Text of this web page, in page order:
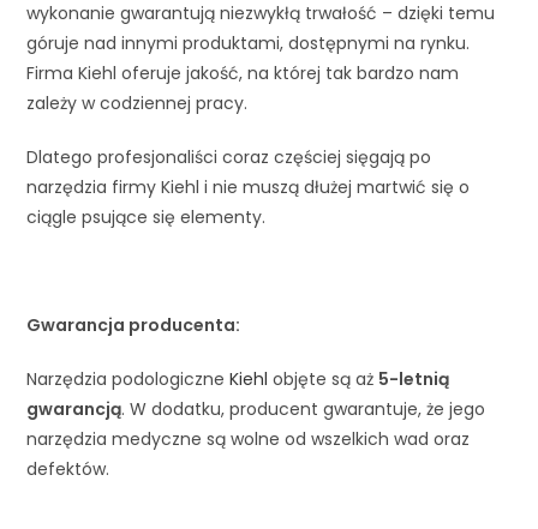
wykonanie gwarantują niezwykłą trwałość – dzięki temu
góruje nad innymi produktami, dostępnymi na rynku.
Firma Kiehl oferuje jakość, na której tak bardzo nam
zależy w codziennej pracy.
Dlatego profesjonaliści coraz częściej sięgają po
narzędzia firmy Kiehl i nie muszą dłużej martwić się o
ciągle psujące się elementy.
Gwarancja producenta:
Narzędzia podologiczneKiehl objęte są aż 5-letnią
gwarancją. W dodatku, producent gwarantuje, że jego
narzędzia medyczne są wolne od wszelkich wad oraz
defektów.